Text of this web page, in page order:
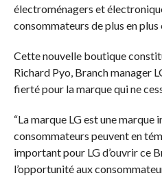
électroménagers et
consommateurs de plus en plus
Cette nouvelle boutique
Richard Pyo, Branch manager
fierté pour la marque qui ne
“La marque LG est une
consommateurs peuvent en
important pour LG d’ouvrir ce
l’opportunité aux